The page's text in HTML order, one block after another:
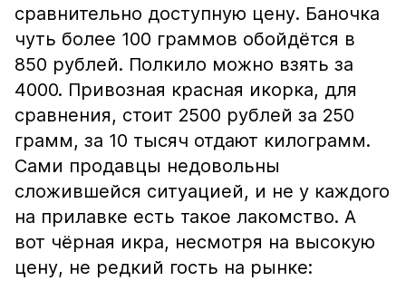
сравнительно доступную цену. Баночка
чуть более 100 граммов обойдётся в
850 рублей. Полкило можно взять за
4000. Привозная красная икорка, для
сравнения, стоит 2500 рублей за 250
грамм, за 10 тысяч отдают килограмм.
Сами продавцы недовольны
сложившейся ситуацией, и не у каждого
на прилавке есть такое лакомство. А
вот чёрная икра, несмотря на высокую
цену, не редкий гость на рынке: